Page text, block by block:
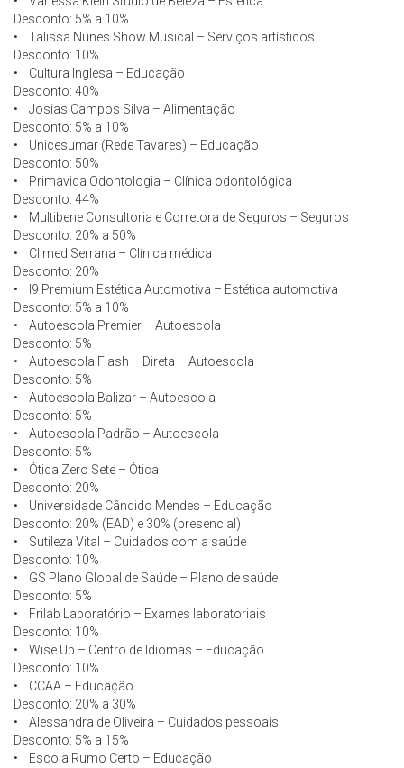
Desconto: 5% a 10%
• Talissa Nunes Show Musical – Serviços artísticos
Desconto: 10%
• Cultura Inglesa – Educação
Desconto: 40%
• Josias Campos Silva – Alimentação
Desconto: 5% a 10%
• Unicesumar (Rede Tavares) – Educação
Desconto: 50%
• Primavida Odontologia – Clínica odontológica
Desconto: 44%
• Multibene Consultoria e Corretora de Seguros – Seguros
Desconto: 20% a 50%
• Climed Serrana – Clínica médica
Desconto: 20%
• I9 Premium Estética Automotiva – Estética automotiva
Desconto: 5% a 10%
• Autoescola Premier – Autoescola
Desconto: 5%
• Autoescola Flash – Direta – Autoescola
Desconto: 5%
• Autoescola Balizar – Autoescola
Desconto: 5%
• Autoescola Padrão – Autoescola
Desconto: 5%
• Ótica Zero Sete – Ótica
Desconto: 20%
• Universidade Cândido Mendes – Educação
Desconto: 20% (EAD) e 30% (presencial)
• Sutileza Vital – Cuidados com a saúde
Desconto: 10%
• GS Plano Global de Saúde – Plano de saúde
Desconto: 5%
• Frilab Laboratório – Exames laboratoriais
Desconto: 10%
• Wise Up – Centro de Idiomas – Educação
Desconto: 10%
• CCAA – Educação
Desconto: 20% a 30%
• Alessandra de Oliveira – Cuidados pessoais
Desconto: 5% a 15%
• Escola Rumo Certo – Educação